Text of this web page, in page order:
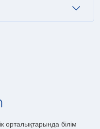
орталықтарында білім